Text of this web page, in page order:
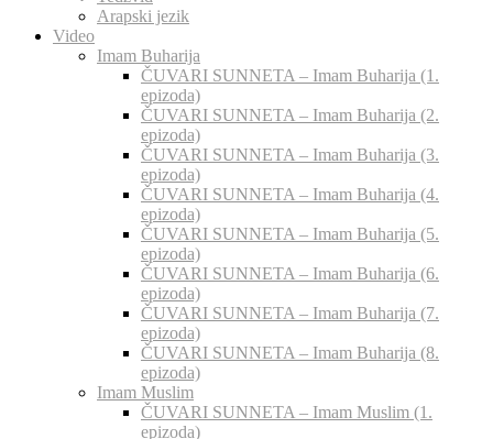
Arapski jezik
Video
Imam Buharija
ČUVARI SUNNETA – Imam Buharija (1.
epizoda)
ČUVARI SUNNETA – Imam Buharija (2.
epizoda)
ČUVARI SUNNETA – Imam Buharija (3.
epizoda)
ČUVARI SUNNETA – Imam Buharija (4.
epizoda)
ČUVARI SUNNETA – Imam Buharija (5.
epizoda)
ČUVARI SUNNETA – Imam Buharija (6.
epizoda)
ČUVARI SUNNETA – Imam Buharija (7.
epizoda)
ČUVARI SUNNETA – Imam Buharija (8.
epizoda)
Imam Muslim
ČUVARI SUNNETA – Imam Muslim (1.
epizoda)